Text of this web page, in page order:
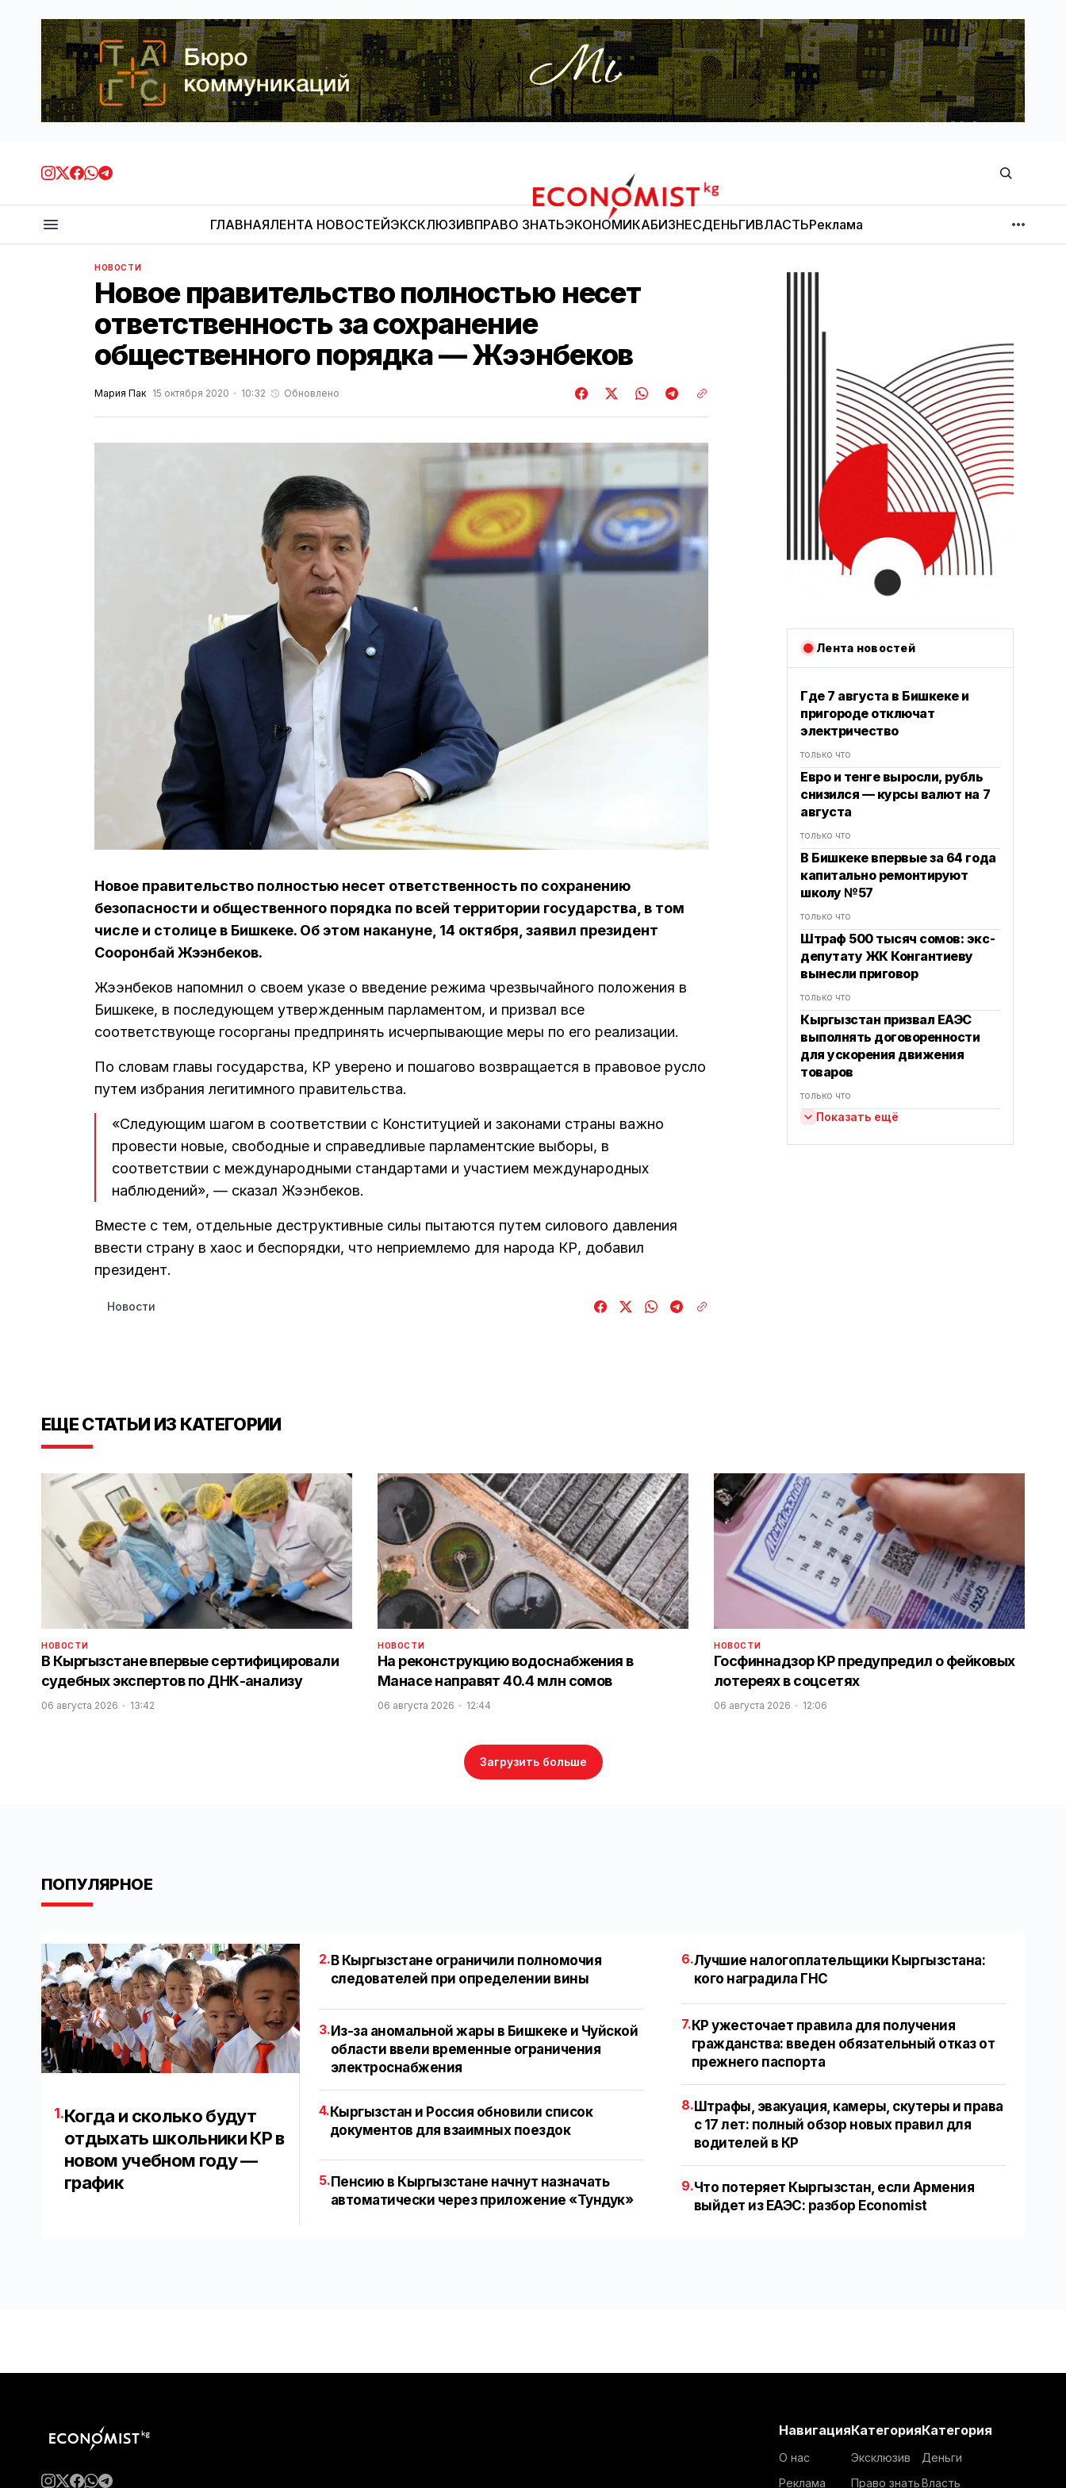
Economist.kg
ГЛАВНАЯЛЕНТА НОВОСТЕЙЭКСКЛЮЗИВПРАВО ЗНАТЬЭКОНОМИКАБИЗНЕСДЕНЬГИВЛАСТЬРеклама
МНЕНИЕ
НОВОСТИ
Новое правительство полностью несет
ответственность за сохранение
общественного порядка — Жээнбеков
Мария Пак 15 октября 2020 10:32 Обновлено
Новое правительство полностью несет ответственность по сохранению
безопасности и общественного порядка по всей территории государства, в том
числе и столице в Бишкеке. Об этом накануне, 14 октября, заявил президент
Сооронбай Жээнбеков.
Жээнбеков напомнил о своем указе о введение режима чрезвычайного положения в
Бишкеке, в последующем утвержденным парламентом, и призвал все
соответствующе госорганы предпринять исчерпывающие меры по его реализации.
По словам главы государства, КР уверено и пошагово возвращается в правовое русло
путем избрания легитимного правительства.
«Следующим шагом в соответствии с Конституцией и законами страны важно
провести новые, свободные и справедливые парламентские выборы, в
соответствии с международными стандартами и участием международных
наблюдений», — сказал Жээнбеков.
Вместе с тем, отдельные деструктивные силы пытаются путем силового давления
ввести страну в хаос и беспорядки, что неприемлемо для народа КР, добавил
президент.
Новости
Лента новостей
Где 7 августа в Бишкеке и
пригороде отключат
электричество
только что
Евро и тенге выросли, рубль
снизился — курсы валют на 7
августа
только что
В Бишкеке впервые за 64 года
капитально ремонтируют
школу №57
только что
Штраф 500 тысяч сомов: экс-
депутату ЖК Конгантиеву
вынесли приговор
только что
Кыргызстан призвал ЕАЭС
выполнять договоренности
для ускорения движения
товаров
только что
Показать ещё
ЕЩЕ СТАТЬИ ИЗ КАТЕГОРИИ
НОВОСТИ
В Кыргызстане впервые сертифицировали
судебных экспертов по ДНК-анализу
06 августа 2026 13:42
НОВОСТИ
На реконструкцию водоснабжения в
Манасе направят 40.4 млн сомов
06 августа 2026 12:44
НОВОСТИ
Госфиннадзор КР предупредил о фейковых
лотереях в соцсетях
06 августа 2026 12:06
Загрузить больше
ПОПУЛЯРНОЕ
1.Когда и сколько будут
отдыхать школьники КР в
новом учебном году —
график
2.В Кыргызстане ограничили полномочия
следователей при определении вины
3.Из-за аномальной жары в Бишкеке и Чуйской
области ввели временные ограничения
электроснабжения
4.Кыргызстан и Россия обновили список
документов для взаимных поездок
5. Пенсию в Кыргызстане начнут назначать
автоматически через приложение «Тундук»
6.Лучшие налогоплательщики Кыргызстана:
кого наградила ГНС
7.КР ужесточает правила для получения
гражданства: введен обязательный отказ от
прежнего паспорта
8.Штрафы, эвакуация, камеры, скутеры и права
с 17 лет: полный обзор новых правил для
водителей в КР
9.Что потеряет Кыргызстан, если Армения
выйдет из ЕАЭС: разбор Economist
Навигация
О нас
Реклама
Категория
Эксклюзив
Право знать
Категория
Деньги
Власть